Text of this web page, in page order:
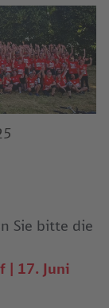
Sie bitte die
| 17. Juni